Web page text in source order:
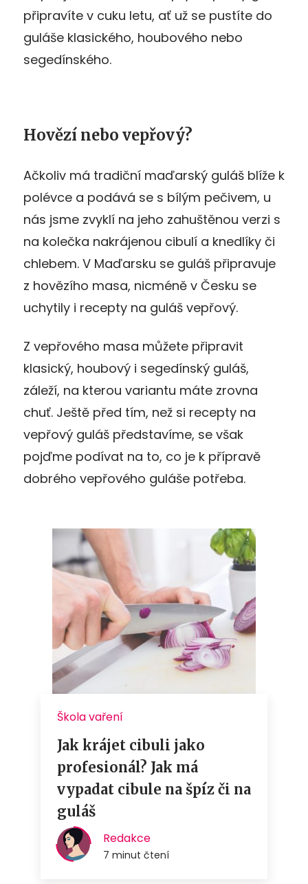
připravíte v cuku letu, ať už se pustíte do
guláše klasického, houbového nebo
segedínského.
Hovězí nebo vepřový?
Ačkoliv má tradiční maďarský guláš blíže k
polévce a podává se s bílým pečivem, u
nás jsme zvyklí na jeho zahuštěnou verzi s
na kolečka nakrájenou cibulí a knedlíky či
chlebem. V Maďarsku se guláš připravuje
z hovězího masa, nicméně v Česku se
uchytily i recepty na guláš vepřový.
Z vepřového masa můžete připravit
klasický, houbový i segedínský guláš,
záleží, na kterou variantu máte zrovna
chuť. Ještě před tím, než si recepty na
vepřový guláš představíme, se však
pojďme podívat na to, co je k přípravě
dobrého vepřového guláše potřeba.